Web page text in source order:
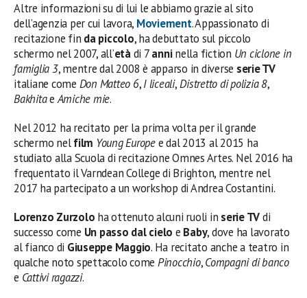
Altre informazioni su di lui le abbiamo grazie al sito
dell’agenzia per cui lavora, Moviement. Appassionato di
recitazione fin da piccolo, ha debuttato sul piccolo
schermo nel 2007, all’etàdi 7anninella fiction Un ciclone in
famiglia 3, mentre dal 2008 è apparso in diverse serie TV
italiane come Don Matteo 6,I liceali,Distretto di polizia 8,
BakhitaeAmiche mie.
Nel 2012 ha recitato per la prima volta per il grande
schermo nelfilm Young Europee dal 2013 al 2015 ha
studiato alla Scuola di recitazione Omnes Artes. Nel 2016 ha
frequentato il Varndean College di Brighton, mentre nel
2017 ha partecipato a un workshop di Andrea Costantini.
Lorenzo Zurzolo ha ottenuto alcuni ruoli in serie TVdi
successo come Un passo dal cielo e Baby, dove ha lavorato
al fianco di Giuseppe Maggio. Ha recitato anche a teatro in
qualche noto spettacolo come Pinocchio,Compagni di banco
e Cattivi ragazzi.